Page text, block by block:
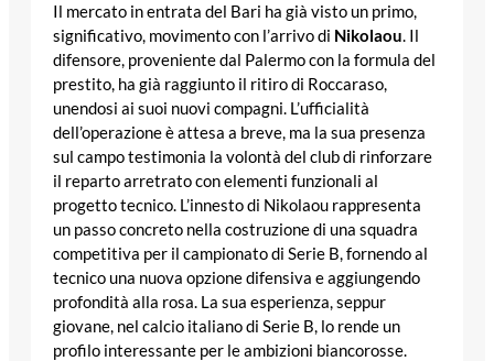
Il mercato in entrata del Bari ha già visto un primo,
significativo, movimento con l’arrivo di Nikolaou. Il
difensore, proveniente dal Palermo con la formula del
prestito, ha già raggiunto il ritiro di Roccaraso,
unendosi ai suoi nuovi compagni. L’ufficialità
dell’operazione è attesa a breve, ma la sua presenza
sul campo testimonia la volontà del club di rinforzare
il reparto arretrato con elementi funzionali al
progetto tecnico. L’innesto di Nikolaou rappresenta
un passo concreto nella costruzione di una squadra
competitiva per il campionato di Serie B, fornendo al
tecnico una nuova opzione difensiva e aggiungendo
profondità alla rosa. La sua esperienza, seppur
giovane, nel calcio italiano di Serie B, lo rende un
profilo interessante per le ambizioni biancorosse.